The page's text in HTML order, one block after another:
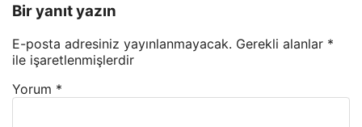
Bir yanıt yazın
E-posta adresiniz yayınlanmayacak. Gerekli alanlar *
ile işaretlenmişlerdir
Yorum *